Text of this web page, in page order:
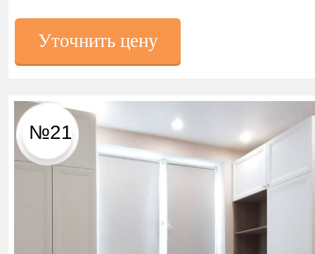
Уточнить цену
№21